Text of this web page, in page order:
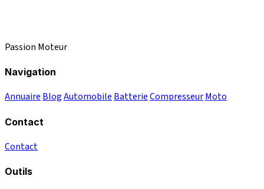
Passion Moteur
Navigation
Annuaire BlogAutomobile BatterieCompresseurMoto
Contact
Contact
Outils